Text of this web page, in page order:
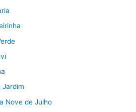
Jardim
Nove de Julho